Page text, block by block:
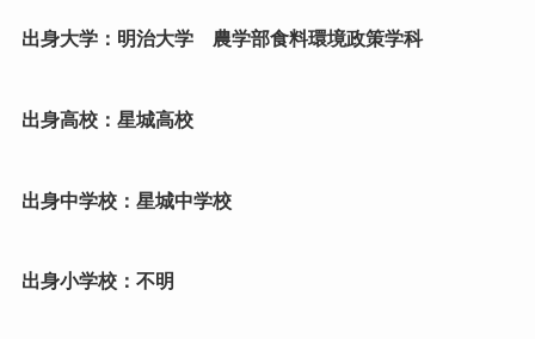
出身大学：明治大学 農学部食料環境政策学科
出身高校：星城高校
出身中学校：星城中学校
出身小学校：不明